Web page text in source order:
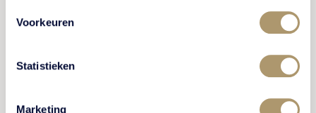
Voorkeuren
Statistieken
Marketing